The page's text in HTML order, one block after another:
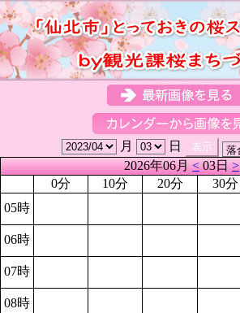
月
日
2026年06月<03日>
0分
10分 20分 30分
05時
06時
07時
08時